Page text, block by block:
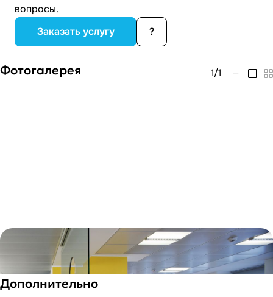
вопросы.
Заказать услугу
?
Фотогалерея 1/1 —
Дополнительно